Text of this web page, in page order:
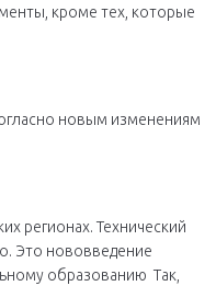
кроме тех, которые
новым изменениям
регионах. Технический
Это нововведение
образованию Так,